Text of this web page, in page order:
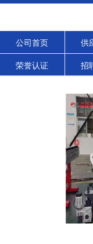
公司首页 供
荣誉认证 招